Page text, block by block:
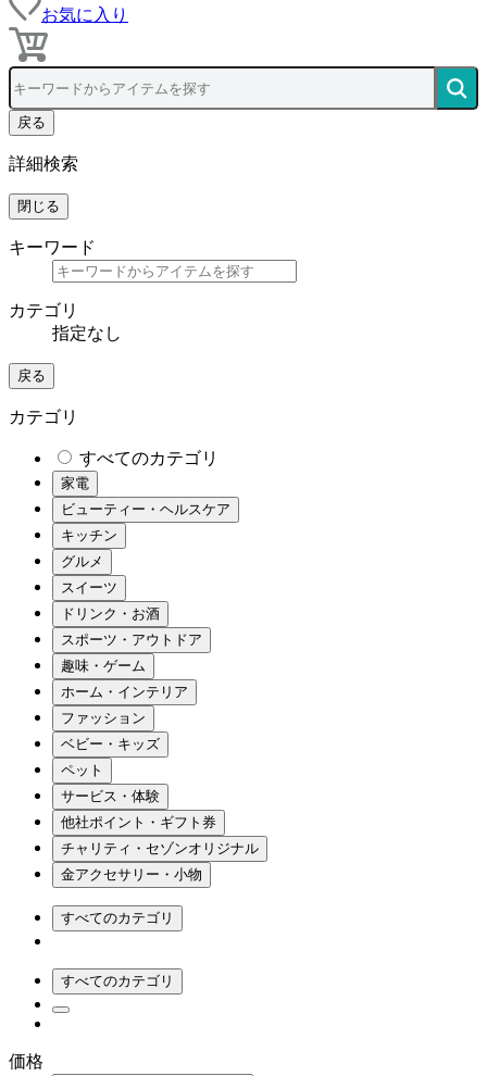
お気に入り
戻る
詳細検索
閉じる
キーワード
カテゴリ
指定なし
戻る
カテゴリ
すべてのカテゴリ
家電
ビューティー・ヘルスケア
キッチン
グルメ
スイーツ
ドリンク・お酒
スポーツ・アウトドア
趣味・ゲーム
ホーム・インテリア
ファッション
ベビー・キッズ
ペット
サービス・体験
他社ポイント・ギフト券
チャリティ・セゾンオリジナル
金アクセサリー・小物
すべてのカテゴリ
すべてのカテゴリ
価格